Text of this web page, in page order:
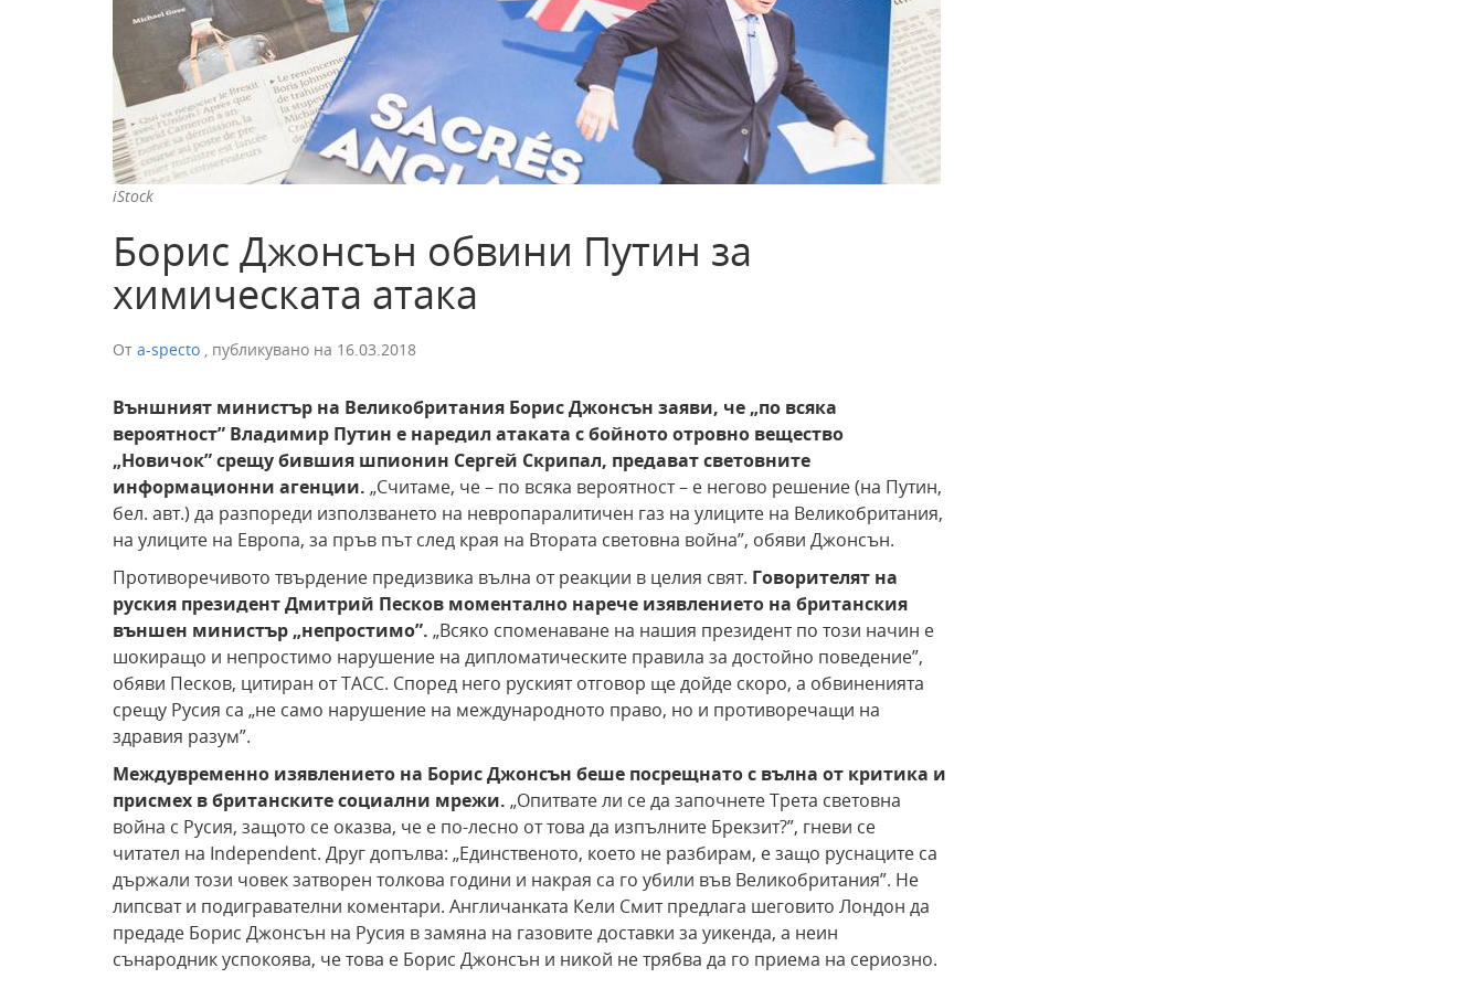
iStock
Борис Джонсън обвини Путин за
химическата атака
От a-specto , публикувано на 16.03.2018
Външният министър на Великобритания Борис Джонсън заяви, че „по всяка
вероятност” Владимир Путин е наредил атаката с бойното отровно вещество
„Новичок” срещу бившия шпионин Сергей Скрипал, предават световните
информационни агенции. „Считаме, че – по всяка вероятност – е негово решение (на Путин,
бел. авт.) да разпореди използването на невропаралитичен газ на улиците на Великобритания,
на улиците на Европа, за пръв път след края на Втората световна война”, обяви Джонсън.
Противоречивото твърдение предизвика вълна от реакции в целия свят. Говорителят на
руския президент Дмитрий Песков моментално нарече изявлението на британския
външен министър „непростимо”. „Всяко споменаване на нашия президент по този начин е
шокиращо и непростимо нарушение на дипломатическите правила за достойно поведение”,
обяви Песков, цитиран от ТАСС. Според него руският отговор ще дойде скоро, а обвиненията
срещу Русия са „не само нарушение на международното право, но и противоречащи на
здравия разум”.
Междувременно изявлението на Борис Джонсън беше посрещнато с вълна от критика и
присмех в британските социални мрежи. „Опитвате ли се да започнете Трета световна
война с Русия, защото се оказва, че е по-лесно от това да изпълните Брекзит?”, гневи се
читател на Independent. Друг допълва: „Единственото, което не разбирам, е защо руснаците са
държали този човек затворен толкова години и накрая са го убили във Великобритания”. Не
липсват и подигравателни коментари. Англичанката Кели Смит предлага шеговито Лондон да
предаде Борис Джонсън на Русия в замяна на газовите доставки за уикенда, а неин
сънародник успокоява, че това е Борис Джонсън и никой не трябва да го приема на сериозно.